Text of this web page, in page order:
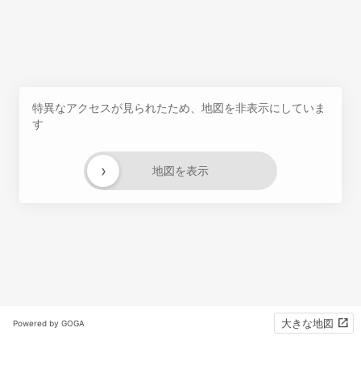
特異なアクセスが見られたため、地図を非表示にしていま
す
地図を表示
›
Powered by GOGA 大きな地図